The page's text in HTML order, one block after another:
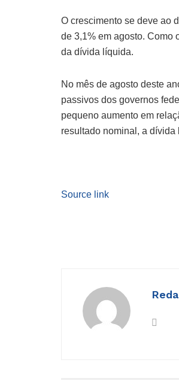
O crescimento se deve ao
de 3,1% em agosto. Como
da dívida líquida.
No mês de agosto deste
passivos dos governos
pequeno aumento em
resultado nominal, a dívida
Source link